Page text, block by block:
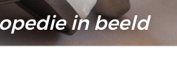
in beeld